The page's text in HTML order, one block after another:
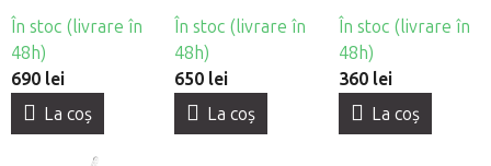
suport circular
În stoc (livrare în
48h)
690 lei
La coş
suport
În stoc (livrare în
48h)
650 lei
La coş
În stoc (livrare în
48h)
360 lei
La coş